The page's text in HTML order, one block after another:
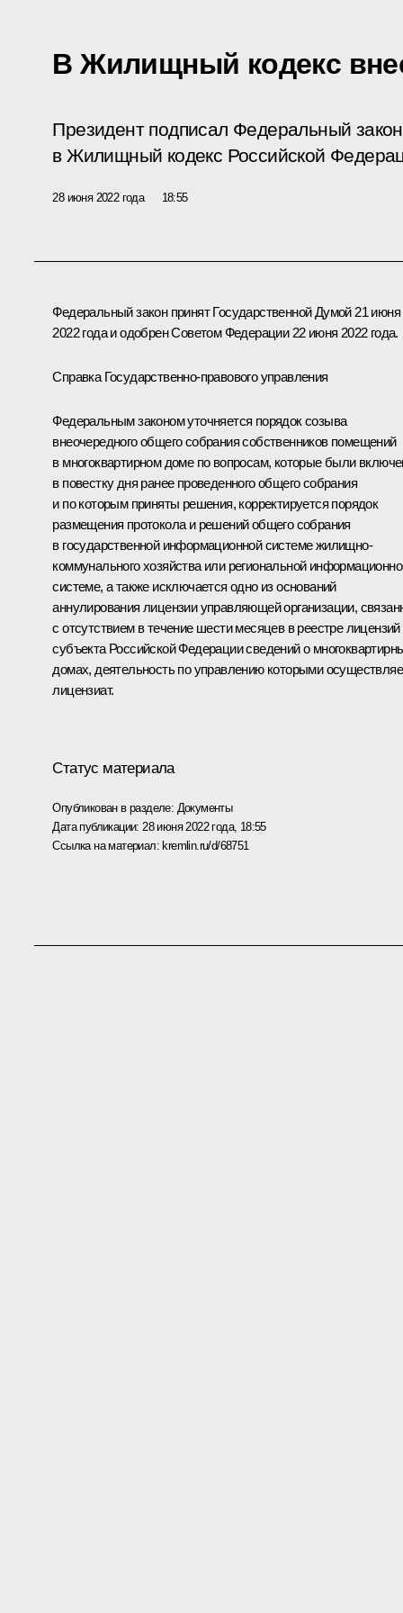
В Жилищный кодекс
Президент подписал Федеральный
в Жилищный кодекс Российской
28 июня 2022 года 18:55
Федеральный закон принят Государственной Думой 21 июня
2022 года и одобрен Советом Федерации 22 июня 2022 года.
Справка Государственно-правового управления
Федеральным законом уточняется порядок созыва
внеочередного общего собрания собственников помещений
в многоквартирном доме по вопросам, которые были
в повестку дня ранее проведенного общего собрания
и по которым приняты решения, корректируется порядок
размещения протокола и решений общего собрания
в государственной информационной системе жилищно-
коммунального хозяйства или региональной
системе, а также исключается одно из оснований
аннулирования лицензии управляющей организации,
с отсутствием в течение шести месяцев в реестре лицензий
субъекта Российской Федерации сведений о
домах, деятельность по управлению которыми
лицензиат.
Статус материала
Опубликован в разделе: Документы
Дата публикации: 28 июня 2022 года, 18:55
Ссылка на материал: kremlin.ru/d/68751